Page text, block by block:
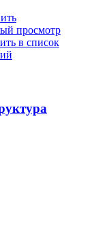
просмотр
в список